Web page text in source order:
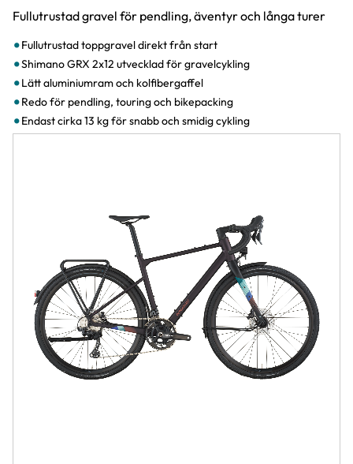
Fullutrustad gravel för pendling, äventyr och långa turer
Fullutrustad toppgravel direkt från start
Shimano GRX 2x12 utvecklad för gravelcykling
Lätt aluminiumram och kolfibergaffel
Redo för pendling, touring och bikepacking
Endast cirka 13 kg för snabb och smidig cykling